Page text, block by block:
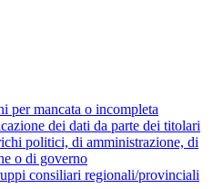
per mancata o incompleta
dei dati da parte dei titolari
politici, di amministrazione, di
o di governo
consiliari regionali/provinciali